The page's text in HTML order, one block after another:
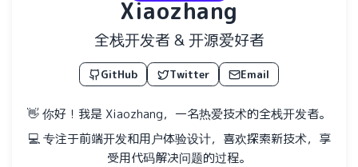
Xiaozhang
全栈开发者 & 开源爱好者
GitHub Twitter Email
👋 你好！我是 Xiaozhang，一名热爱技术的全栈开发者。
💻 专注于前端开发和用户体验设计，喜欢探索新技术，享
受用代码解决问题的过程。